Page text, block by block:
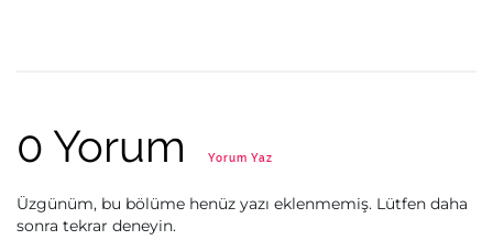
0 Yorum Yorum Yaz
Üzgünüm, bu bölüme henüz yazı eklenmemiş. Lütfen daha
sonra tekrar deneyin.